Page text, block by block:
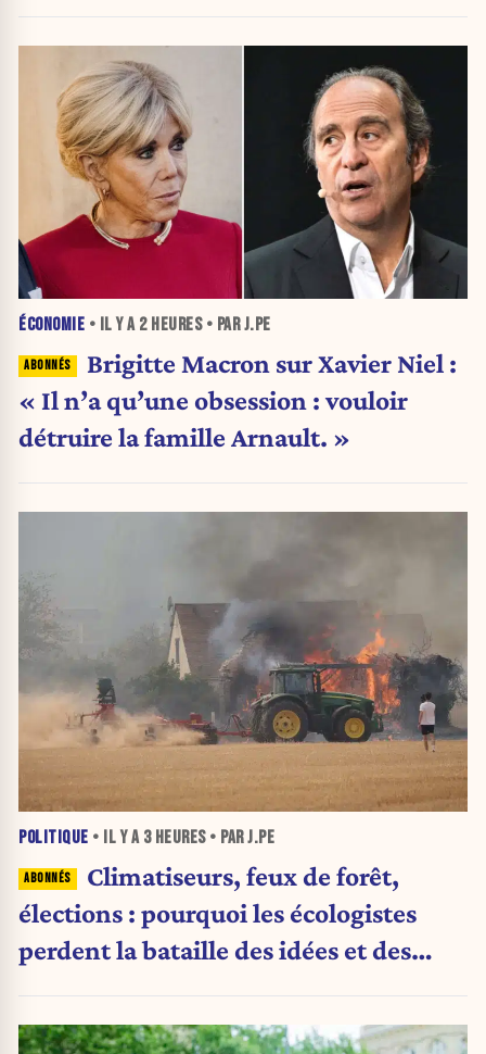
ÉCONOMIE • IL Y A 2 HEURES• PAR J.PE
Brigitte Macron sur Xavier Niel :
« Il n’a qu’une obsession : vouloir
détruire la famille Arnault. »
POLITIQUE • IL Y A 3 HEURES• PAR J.PE
Climatiseurs, feux de forêt,
élections : pourquoi les écologistes
perdent la bataille des idées et des